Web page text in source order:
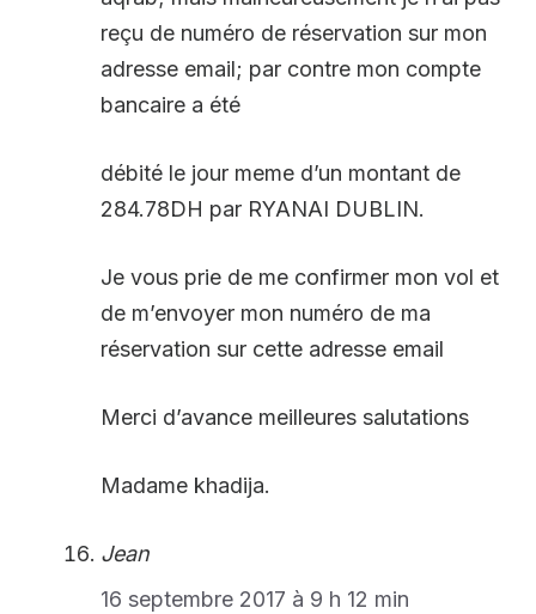
reçu de numéro de réservation sur mon
adresse email; par contre mon compte
bancaire a été
débité le jour meme d’un montant de
284.78DH par RYANAI DUBLIN.
Je vous prie de me confirmer mon vol et
de m’envoyer mon numéro de ma
réservation sur cette adresse email
Merci d’avance meilleures salutations
Madame khadija.
Jean
16 septembre 2017 à 9 h 12 min